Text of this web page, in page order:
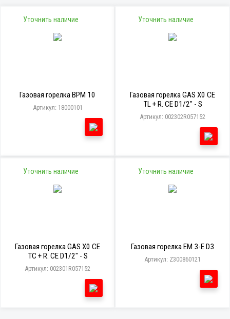
Уточнить наличие
Газовая горелка BPM 10
Артикул: 18000101
Уточнить наличие
Газовая горелка GAS X0 CE
TL + R. CE D1/2" - S
Артикул: 002302R057152
Уточнить наличие
Газовая горелка GAS X0 CE
TC + R. CE D1/2" - S
Артикул: 002301R057152
Уточнить наличие
Газовая горелка EM 3-E.D3
Артикул: Z300860121